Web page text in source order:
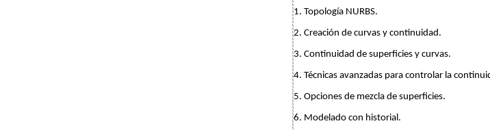
1. Topología NURBS.
2. Creación de curvas y continuidad.
3. Continuidad de superficies y curvas.
4. Técnicas avanzadas para controlar la
5. Opciones de mezcla de superficies.
6. Modelado con historial.